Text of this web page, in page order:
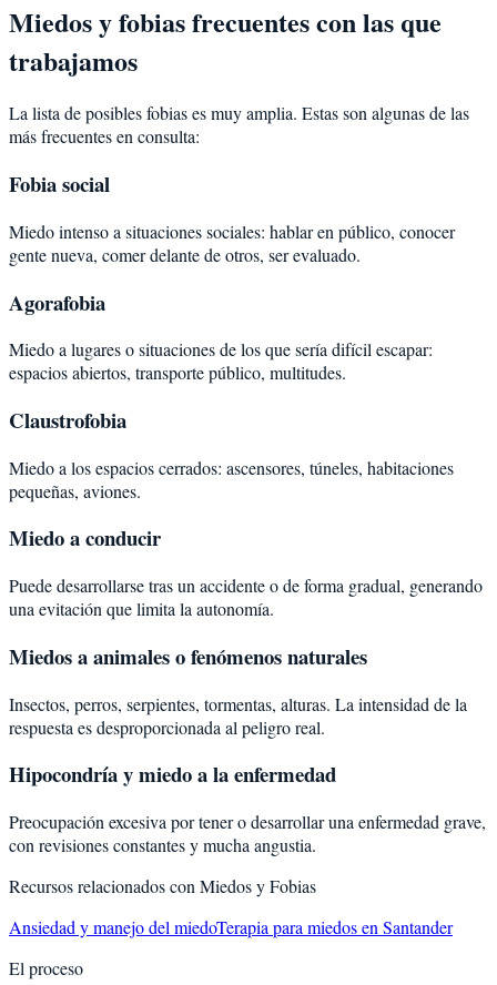
Miedos y fobias frecuentes con las que
trabajamos
La lista de posibles fobias es muy amplia. Estas son algunas de las
más frecuentes en consulta:
Fobia social
Miedo intenso a situaciones sociales: hablar en público, conocer
gente nueva, comer delante de otros, ser evaluado.
Agorafobia
Miedo a lugares o situaciones de los que sería difícil escapar:
espacios abiertos, transporte público, multitudes.
Claustrofobia
Miedo a los espacios cerrados: ascensores, túneles, habitaciones
pequeñas, aviones.
Miedo a conducir
Puede desarrollarse tras un accidente o de forma gradual, generando
una evitación que limita la autonomía.
Miedos a animales o fenómenos naturales
Insectos, perros, serpientes, tormentas, alturas. La intensidad de la
respuesta es desproporcionada al peligro real.
Hipocondría y miedo a la enfermedad
Preocupación excesiva por tener o desarrollar una enfermedad grave,
con revisiones constantes y mucha angustia.
Recursos relacionados con Miedos y Fobias
Ansiedad y manejo del miedoTerapia para miedos en Santander
El proceso